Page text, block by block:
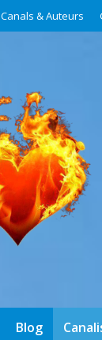
Canals & Auteurs
Blog